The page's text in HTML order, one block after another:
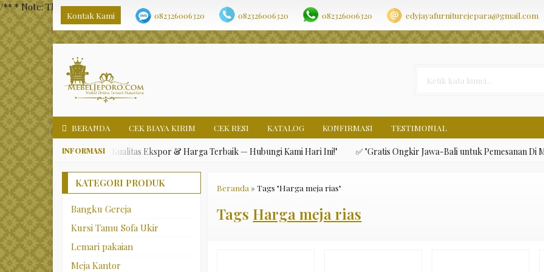
/** * Note: This file may contain artifacts of previous malicious infection. * However, the dangerous code has been removed, and the
Kontak Kami 082326006320 082326006320 082326006320 edyjayafurniturejepara@gmail.com
BERANDA CEK BIAYA KIRIM CEK RESI KATALOG KONFIRMASI TESTIMONIAL
Mebel Jepara Asli, Kualitas Ekspor & Harga Terbaik — Hubungi Kami Hari Ini!" ✅ "Gratis Ongkir Jawa-Bali untuk Pemesanan Di
Beranda »Tags "Harga meja rias"
Tags Harga meja rias
KATEGORI PRODUK
Bangku Gereja
Kursi Tamu Sofa Ukir
Lemari pakaian
Meja Kantor